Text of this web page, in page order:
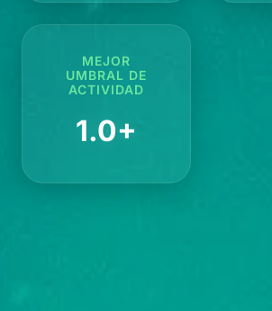
MEJOR
UMBRAL DE
ACTIVIDAD
1.0+